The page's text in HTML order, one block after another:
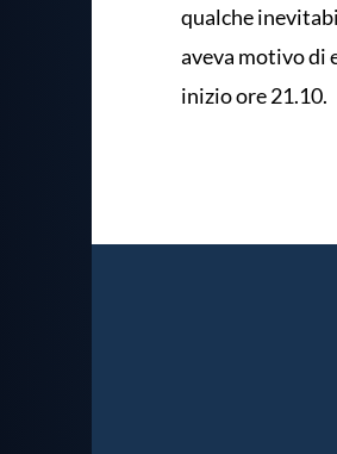
qualche
aveva motivo di
inizio ore 21.10.